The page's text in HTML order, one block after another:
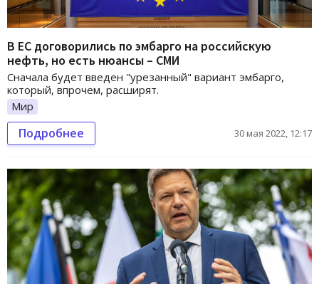
В ЕС договорились по эмбарго на российскую
нефть, но есть нюансы – СМИ
Сначала будет введен "урезанный" вариант эмбарго,
который, впрочем, расширят.
Мир
Подробнее 30 мая 2022, 12:17